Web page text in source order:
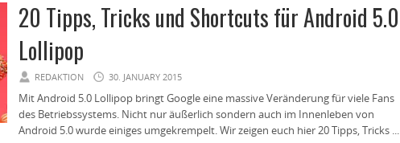
20 Tipps, Tricks und Shortcuts für Android 5.0
Lollipop
REDAKTION 30. JANUARY 2015
Mit Android 5.0 Lollipop bringt Google eine massive Veränderung für viele Fans
des Betriebssystems. Nicht nur äußerlich sondern auch im Innenleben von
Android 5.0 wurde einiges umgekrempelt. Wir zeigen euch hier 20 Tipps, Tricks ...